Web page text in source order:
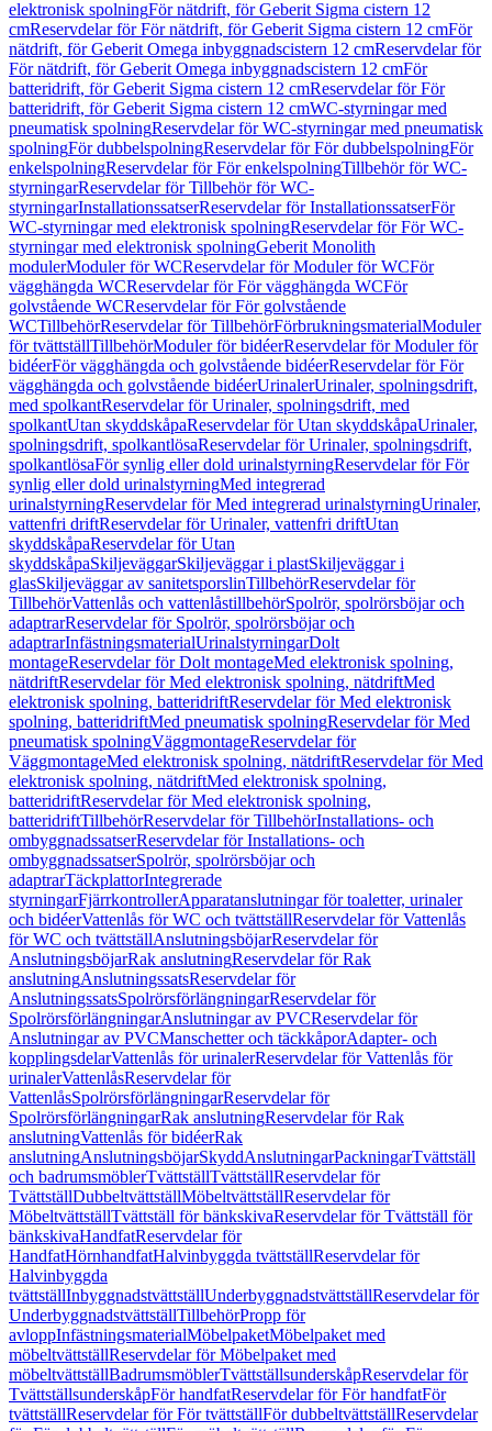
elektronisk spolningFör nätdrift, för Geberit Sigma cistern 12
cmReservdelar för För nätdrift, för Geberit Sigma cistern 12 cmFör
nätdrift, för Geberit Omega inbyggnadscistern 12 cmReservdelar för
För nätdrift, för Geberit Omega inbyggnadscistern 12 cmFör
batteridrift, för Geberit Sigma cistern 12 cmReservdelar för För
batteridrift, för Geberit Sigma cistern 12 cmWC-styrningar med
pneumatisk spolningReservdelar för WC-styrningar med pneumatisk
spolningFör dubbelspolningReservdelar för För dubbelspolningFör
enkelspolningReservdelar för För enkelspolningTillbehör för WC-
styrningarReservdelar för Tillbehör för WC-
styrningarInstallationssatserReservdelar för InstallationssatserFör
WC-styrningar med elektronisk spolningReservdelar för För WC-
styrningar med elektronisk spolningGeberit Monolith
modulerModuler för WCReservdelar för Moduler för WCFör
vägghängda WCReservdelar för För vägghängda WCFör
golvstående WCReservdelar för För golvstående
WCTillbehörReservdelar för TillbehörFörbrukningsmaterialModuler
för tvättställTillbehörModuler för bidéerReservdelar för Moduler för
bidéerFör vägghängda och golvstående bidéerReservdelar för För
vägghängda och golvstående bidéerUrinalerUrinaler, spolningsdrift,
med spolkantReservdelar för Urinaler, spolningsdrift, med
spolkantUtan skyddskåpaReservdelar för Utan skyddskåpaUrinaler,
spolningsdrift, spolkantlösaReservdelar för Urinaler, spolningsdrift,
spolkantlösaFör synlig eller dold urinalstyrningReservdelar för För
synlig eller dold urinalstyrningMed integrerad
urinalstyrningReservdelar för Med integrerad urinalstyrningUrinaler,
vattenfri driftReservdelar för Urinaler, vattenfri driftUtan
skyddskåpaReservdelar för Utan
skyddskåpaSkiljeväggarSkiljeväggar i plastSkiljeväggar i
glasSkiljeväggar av sanitetsporslinTillbehörReservdelar för
TillbehörVattenlås och vattenlåstillbehörSpolrör, spolrörsböjar och
adaptrarReservdelar för Spolrör, spolrörsböjar och
adaptrarInfästningsmaterialUrinalstyrningarDolt
montageReservdelar för Dolt montageMed elektronisk spolning,
nätdriftReservdelar för Med elektronisk spolning, nätdriftMed
elektronisk spolning, batteridriftReservdelar för Med elektronisk
spolning, batteridriftMed pneumatisk spolningReservdelar för Med
pneumatisk spolningVäggmontageReservdelar för
VäggmontageMed elektronisk spolning, nätdriftReservdelar för Med
elektronisk spolning, nätdriftMed elektronisk spolning,
batteridriftReservdelar för Med elektronisk spolning,
batteridriftTillbehörReservdelar för TillbehörInstallations- och
ombyggnadssatserReservdelar för Installations- och
ombyggnadssatserSpolrör, spolrörsböjar och
adaptrarTäckplattorIntegrerade
styrningarFjärrkontrollerApparatanslutningar för toaletter, urinaler
och bidéerVattenlås för WC och tvättställReservdelar för Vattenlås
för WC och tvättställAnslutningsböjarReservdelar för
AnslutningsböjarRak anslutningReservdelar för Rak
anslutningAnslutningssatsReservdelar för
AnslutningssatsSpolrörsförlängningarReservdelar för
SpolrörsförlängningarAnslutningar av PVCReservdelar för
Anslutningar av PVCManschetter och täckkåporAdapter- och
kopplingsdelarVattenlås för urinalerReservdelar för Vattenlås för
urinalerVattenlåsReservdelar för
VattenlåsSpolrörsförlängningarReservdelar för
SpolrörsförlängningarRak anslutningReservdelar för Rak
anslutningVattenlås för bidéerRak
anslutningAnslutningsböjarSkyddAnslutningarPackningarTvättställ
och badrumsmöblerTvättställTvättställReservdelar för
TvättställDubbeltvättställMöbeltvättställReservdelar för
MöbeltvättställTvättställ för bänkskivaReservdelar för Tvättställ för
bänkskivaHandfatReservdelar för
HandfatHörnhandfatHalvinbyggda tvättställReservdelar för
Halvinbyggda
tvättställInbyggnadstvättställUnderbyggnadstvättställReservdelar för
UnderbyggnadstvättställTillbehörPropp för
avloppInfästningsmaterialMöbelpaketMöbelpaket med
möbeltvättställReservdelar för Möbelpaket med
möbeltvättställBadrumsmöblerTvättställsunderskåpReservdelar för
TvättställsunderskåpFör handfatReservdelar för För handfatFör
tvättställReservdelar för För tvättställFör dubbeltvättställReservdelar